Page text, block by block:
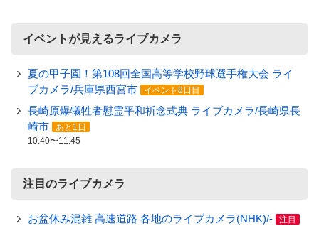
イベントが見えるライブカメラ
夏の甲子園！第108回全国高等学校野球選手権大会 ライ
ブカメラ/兵庫県西宮市
イベント8日目
長崎原爆犠牲者慰霊平和祈念式典 ライブカメラ/長崎県長
崎市
あと1日
10:40〜11:45
注目のライブカメラ
お盆休み混雑 高速道路 各地のライブカメラ(NHK)/- 注目